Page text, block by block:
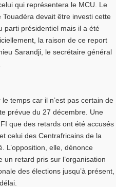
qui représentera le MCU. Le
devait être investi cette
parti présidentiel mais il a été
la raison de ce report
Sarandji, le secrétaire général
temps car il n’est pas certain de
prévue du 27 décembre. Une
que des retards ont été accusés
celui des Centrafricains de la
L’opposition, elle, dénonce
un retard pris sur l’organisation
des élections jusqu’à présent,